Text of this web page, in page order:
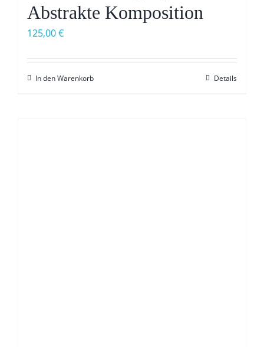
Abstrakte Komposition
125,00€
In den Warenkorb Details